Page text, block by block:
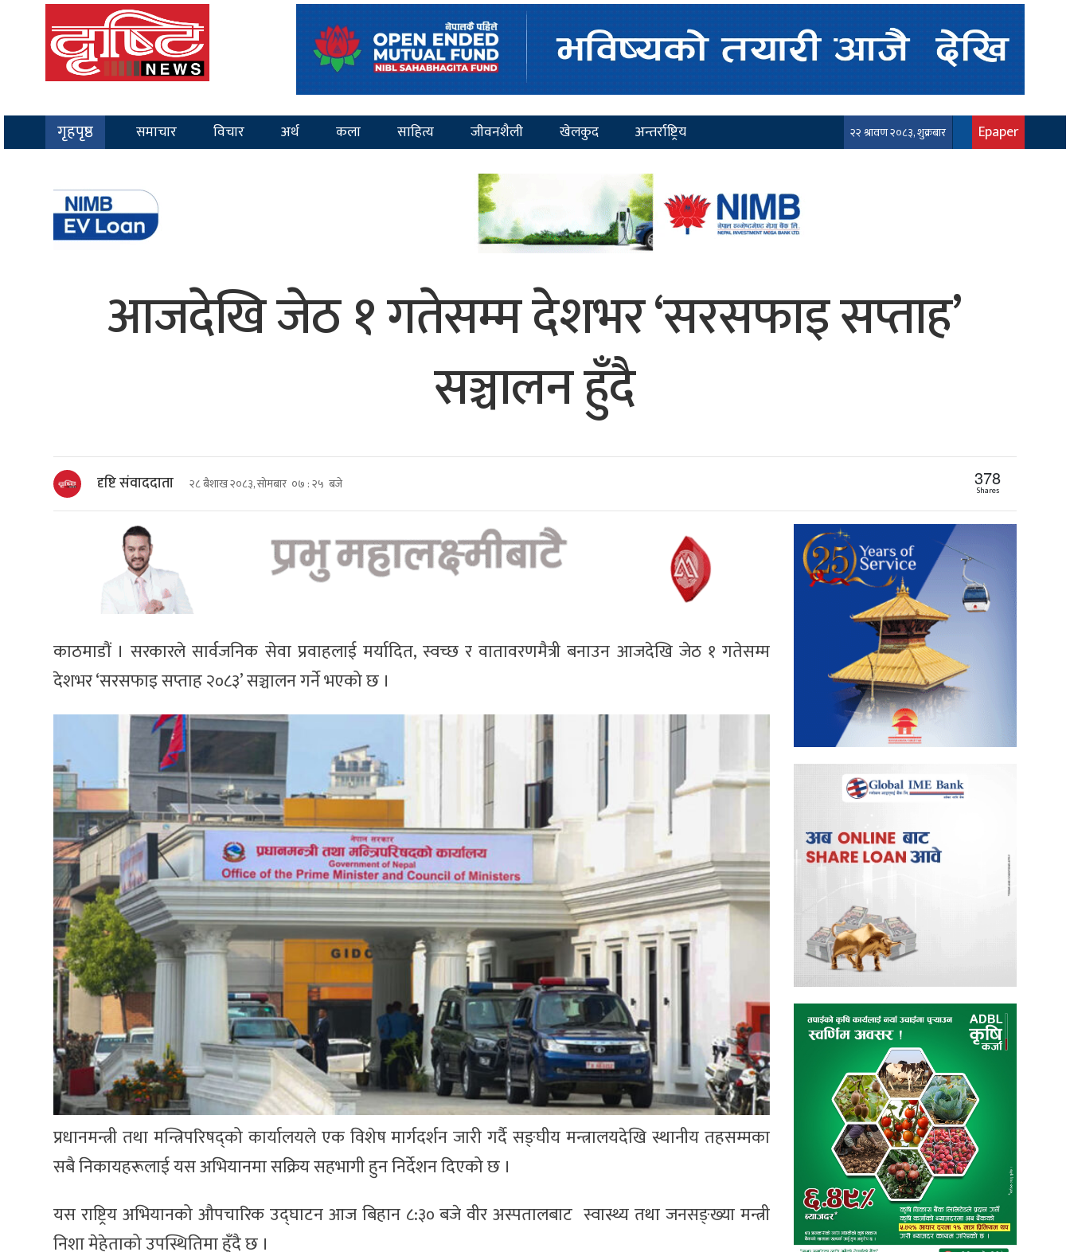
गृहपृष्ठ समाचार विचार अर्थ कला साहित्य जीवनशैली खेलकुद अन्तर्राष्ट्रिय २२ श्रावण २०८३, शुक्रबार Epaper
आजदेखि जेठ १ गतेसम्म देशभर ‘सरसफाइ सप्ताह’
सञ्चालन हुँदै
दृष्टि संवाददाता २८ बैशाख २०८३, सोमबार ०७ : २५ बजे 378
Shares
काठमाडौं । सरकारले सार्वजनिक सेवा प्रवाहलाई मर्यादित, स्वच्छ र वातावरणमैत्री बनाउन आजदेखि जेठ १ गतेसम्म
देशभर ‘सरसफाइ सप्ताह २०८३’ सञ्चालन गर्ने भएको छ ।
प्रधानमन्त्री तथा मन्त्रिपरिषद्को कार्यालयले एक विशेष मार्गदर्शन जारी गर्दै सङ्घीय मन्त्रालयदेखि स्थानीय तहसम्मका
सबै निकायहरूलाई यस अभियानमा सक्रिय सहभागी हुन निर्देशन दिएको छ ।
यस राष्ट्रिय अभियानको औपचारिक उद्घाटन आज बिहान ८:३० बजे वीर अस्पतालबाट स्वास्थ्य तथा जनसङ्ख्या मन्त्री
निशा मेहेताको उपस्थितिमा हुँदै छ ।